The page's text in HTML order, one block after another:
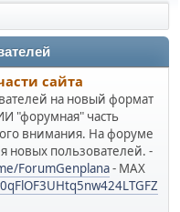
сайта
на новый формат
"форумная" часть
внимания. На форуме
новых пользователей. -
ForumGenplana- МАХ